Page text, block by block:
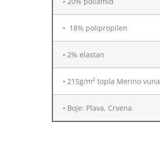
• 18% polipropilen
• 2% elastan
• 215g/m² topla Merino vuna
• Boje: Plava, Crvena